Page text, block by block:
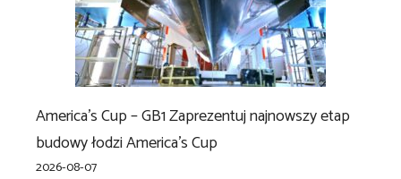
America’s Cup – GB1 Zaprezentuj najnowszy etap
budowy łodzi America’s Cup
2026-08-07